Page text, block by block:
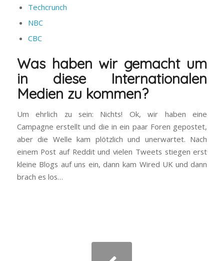
Techcrunch
NBC
CBC
Was haben wir gemacht um
in diese Internationalen
Medien zu kommen?
Um ehrlich zu sein: Nichts! Ok, wir haben eine
Campagne erstellt und die in ein paar Foren gepostet,
aber die Welle kam plötzlich und unerwartet. Nach
einem Post auf Reddit und vielen Tweets stiegen erst
kleine Blogs auf uns ein, dann kam Wired UK und dann
brach es los…